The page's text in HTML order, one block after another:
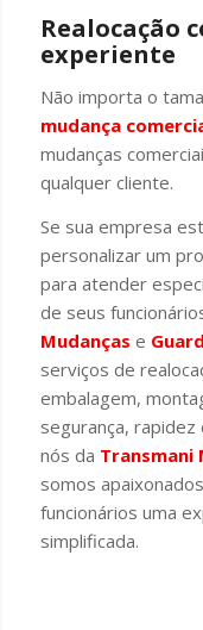
Realocação
experiente
Não importa o
mudança
mudanças
qualquer cliente.
Se sua empresa
personalizar um
para atender
de seus
Mudanças e
serviços de
embalagem,
segurança,
nós da Transmani
somos
funcionários uma
simplificada.